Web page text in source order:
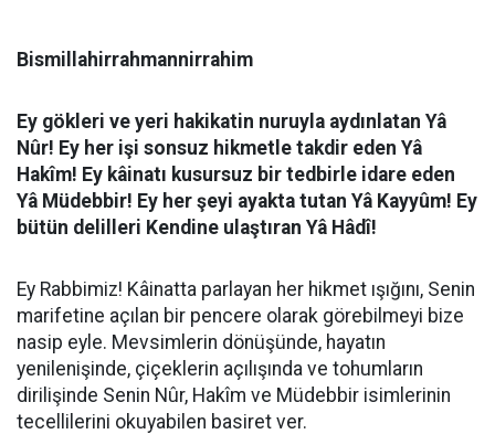
Bismillahirrahmannirrahim
Ey gökleri ve yeri hakikatin nuruyla aydınlatan Yâ
Nûr! Ey her işi sonsuz hikmetle takdir eden Yâ
Hakîm! Ey kâinatı kusursuz bir tedbirle idare eden
Yâ Müdebbir! Ey her şeyi ayakta tutan Yâ Kayyûm! Ey
bütün delilleri Kendine ulaştıran Yâ Hâdî!
Ey Rabbimiz! Kâinatta parlayan her hikmet ışığını, Senin
marifetine açılan bir pencere olarak görebilmeyi bize
nasip eyle. Mevsimlerin dönüşünde, hayatın
yenilenişinde, çiçeklerin açılışında ve tohumların
dirilişinde Senin Nûr, Hakîm ve Müdebbir isimlerinin
tecellilerini okuyabilen basiret ver.